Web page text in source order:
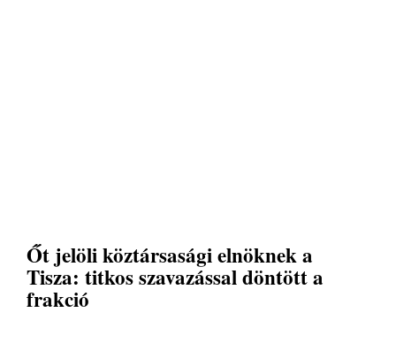
Őt jelöli köztársasági elnöknek a
Tisza: titkos szavazással döntött a
frakció